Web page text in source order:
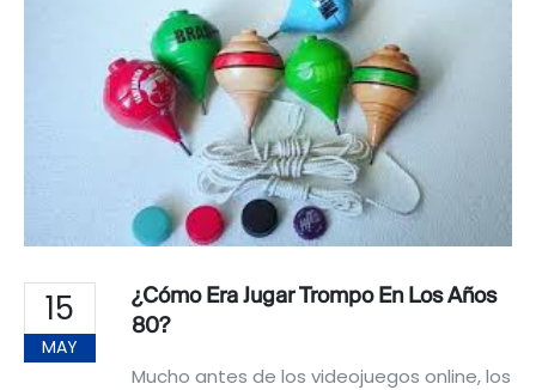
15
MAY
¿Cómo Era Jugar Trompo En Los Años
80?
Mucho antes de los videojuegos online, los